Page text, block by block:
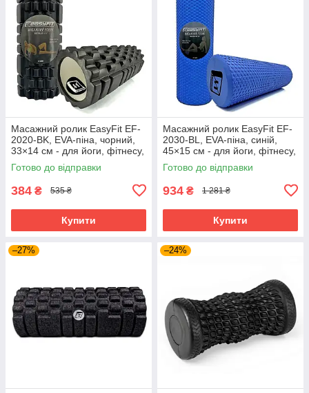
Масажний ролик EasyFit EF-
2020-BK, EVA-піна, чорний,
33×14 см - для йоги, фітнесу,
реабілітації
Готово до відправки
384 ₴ 535 ₴
Купити
Масажний ролик EasyFit EF-
2030-BL, EVA-піна, синій,
45×15 см - для йоги, фітнесу,
реабілітації
Готово до відправки
934 ₴ 1 281 ₴
Купити
–27% –24%